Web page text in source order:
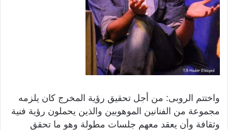
واختتم الروبى: من أجل تحقيق رؤية المخرج كان يلزمه
مجموعة من الفنانين الموهوبين والذين يحملون رؤية فنية
وثقافة وأن يعقد معهم جلسات مطولة وهو ما تحقق